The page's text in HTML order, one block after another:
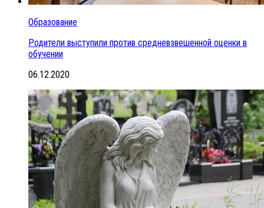
Образование
Родители выступили против средневзвешенной оценки в
обучении
06.12.2020